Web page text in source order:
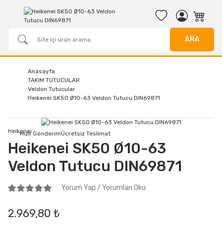
ARA
Anasayfa
TAKIM TUTUCULAR
Veldon Tutucular
Heikenei SK50 Ø10-63 Veldon Tutucu DIN69871
Hızlı GönderimÜcretsiz Teslimat
Heikenei
Heikenei SK50 Ø10-63
Veldon Tutucu DIN69871
Yorum Yap / Yorumları Oku
2.969,80 ₺